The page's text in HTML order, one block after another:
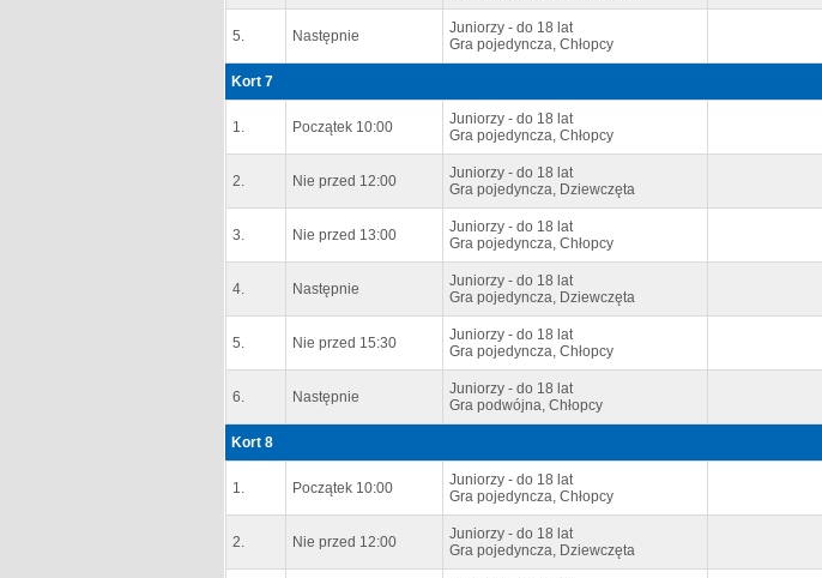
5. Następnie
Juniorzy - do 18 lat
Gra pojedyncza, Chłopcy
Kort 7
1. Początek 10:00
Juniorzy - do 18 lat
Gra pojedyncza, Chłopcy
2. Nie przed 12:00
Juniorzy - do 18 lat
Gra pojedyncza, Dziewczęta
3. Nie przed 13:00
Juniorzy - do 18 lat
Gra pojedyncza, Chłopcy
4. Następnie
Juniorzy - do 18 lat
Gra pojedyncza, Dziewczęta
5. Nie przed 15:30
Juniorzy - do 18 lat
Gra pojedyncza, Chłopcy
6. Następnie
Juniorzy - do 18 lat
Gra podwójna, Chłopcy
Kort 8
1. Początek 10:00
Juniorzy - do 18 lat
Gra pojedyncza, Chłopcy
2. Nie przed 12:00
Juniorzy - do 18 lat
Gra pojedyncza, Dziewczęta